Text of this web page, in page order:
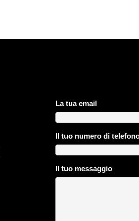
La tua email
Il tuo numero di
Il tuo messaggio